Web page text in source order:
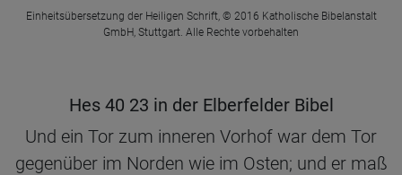
Einheitsübersetzung der Heiligen Schrift, © 2016 Katholische Bibelanstalt
GmbH, Stuttgart. Alle Rechte vorbehalten
Hes 40 23 in der Elberfelder Bibel
Und ein Tor zum inneren Vorhof war dem Tor
gegenüber im Norden wie im Osten; und er maß